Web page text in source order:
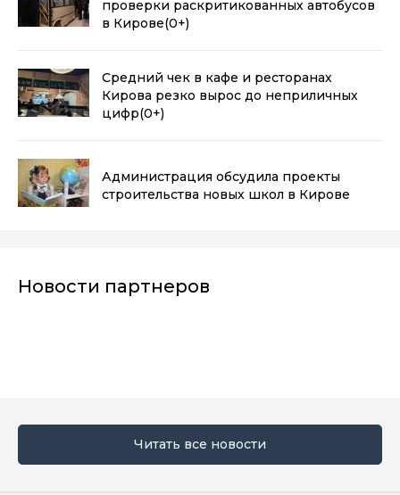
проверки раскритикованных автобусов
в Кирове(0+)
Средний чек в кафе и ресторанах
Кирова резко вырос до неприличных
цифр(0+)
Администрация обсудила проекты
строительства новых школ в Кирове
Новости партнеров
Читать все новости